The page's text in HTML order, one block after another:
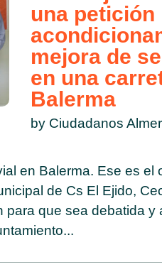
una petición
mejora de
en una
Balerma
by Ciudadanos
en Balerma. Ese es el
de Cs El Ejido,
para que sea debatida y